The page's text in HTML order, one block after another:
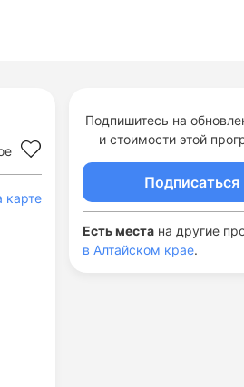
карте
Подпишитесь на
и стоимости этой
Подписаться
Есть места на другие
в Алтайском крае.